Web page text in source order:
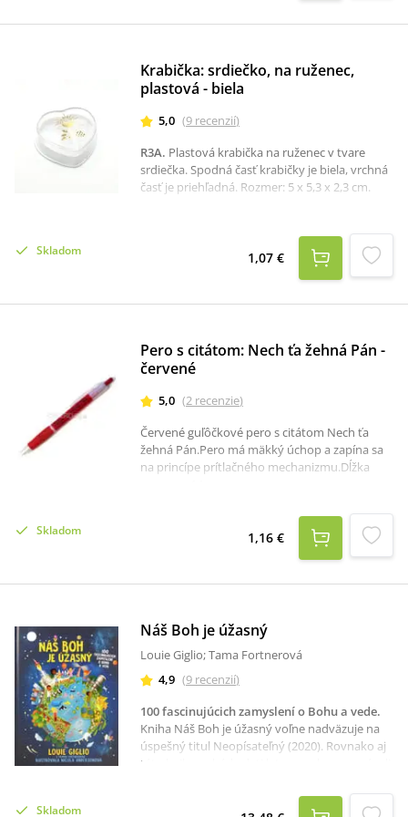
Krabička: srdiečko, na ruženec,
plastová - biela
5,0 (9 recenzií)
R3A. Plastová krabička na ruženec v tvare
srdiečka. Spodná časť krabičky je biela, vrchná
časť je priehľadná. Rozmer: 5 x 5,3 x 2,3 cm.
Skladom 1,07 €
Pero s citátom: Nech ťa žehná Pán -
červené
5,0 (2 recenzie)
Červené guľôčkové pero s citátom Nech ťa
žehná Pán.Pero má mäkký úchop a zapína sa
na princípe prítlačného mechanizmu.Dĺžka
Skladom 1,16 €
Náš Boh je úžasný
Louie Giglio; Tama Fortnerová
4,9 (9 recenzií)
100 fascinujúcich zamyslení o Bohu a vede.
Kniha Náš Boh je úžasný voľne nadväzuje na
úspešný titul Neopísateľný (2020). Rovnako aj
táto kniha nabáda deti k tomu, aby spoznávali
vesmír,Zem,zvieratá,ľudské teloa zároveň sa
Skladom